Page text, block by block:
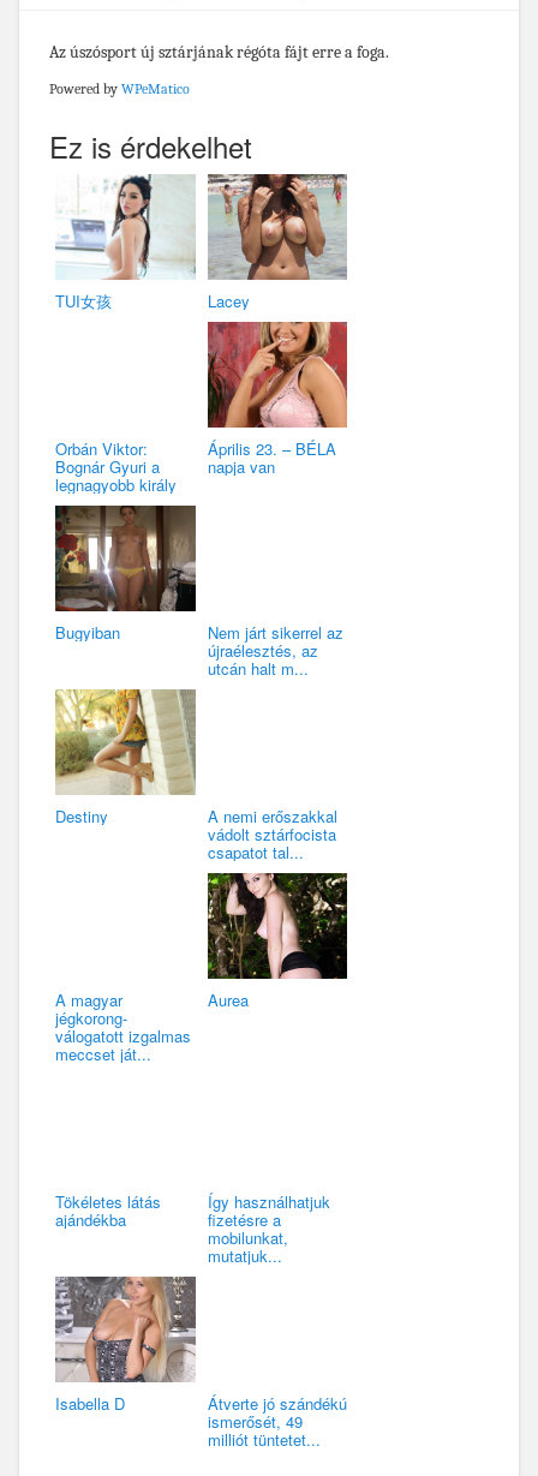
Az úszósport új sztárjának régóta fájt erre a foga.
Powered by WPeMatico
Ez is érdekelhet
TUI女孩 Lacey
Orbán Viktor:
Bognár Gyuri a
legnagyobb király
Április 23. – BÉLA
napja van
Bugyiban Nem járt sikerrel az
újraélesztés, az
utcán halt m...
Destiny A nemi erőszakkal
vádolt sztárfocista
csapatot tal...
A magyar
jégkorong-
válogatott izgalmas
meccset ját...
Aurea
Tökéletes látás
ajándékba
Így használhatjuk
fizetésre a
mobilunkat,
mutatjuk...
Isabella D Átverte jó szándékú
ismerősét, 49
milliót tüntetet...